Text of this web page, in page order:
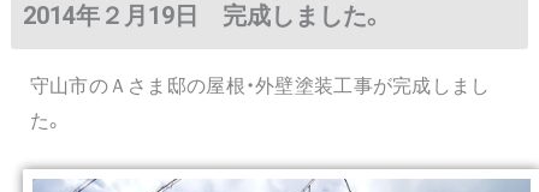
2014年２月19日 完成しました。
守山市のＡさま邸の屋根・外壁塗装工事が完成しまし
た。